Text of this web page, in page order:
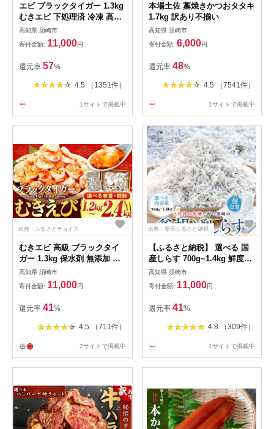
エビ ブラックタイガー 1.3kg
むきエビ 下処理済 冷凍 高級
海老 背ワタなし 人気 殻 むき
時短 特大 大型 大容量 無保水
送料無料
高知県 須崎市
寄付金額: 11,000円
還元率 57%
4.5 （1351件）
1サイトで掲載中
本場土佐 藁焼きかつおタタキ
1.7kg 訳あり不揃い
高知県 須崎市
寄付金額: 6,000円
還元率 48%
4.5 （7541件）
1サイトで掲載中
出典：ふるさとチョイス
むきエビ 高級 ブラックタイ
ガー 1.3kg 保水剤 無添加 背
ワタなし 冷凍 下処理済 エビ
海老 人気 殻 むき 時短 便利
簡単調理 特大 大型 大容量 無
保水 えび むきえび ムキエビ
高知県 須崎市
寄付金額: 11,000円
還元率 41%
4.5 （711件）
2サイトで掲載中
出典：楽天ふるさと納税
【ふるさと納税】 選べる 国
産しらす 700g~1.4kg 鮮度抜
群 海の玄米 子供用 釜揚げシ
ラス 小分け 個包装 大容量 し
らす干し しらす ちりめん 惣
菜 ご飯のお供 米 晩ごはん 弁
当 便利 ふるさと納税しらす
魚 海鮮 魚介類 魚貝 冷凍 美
ンキング
高知県 須崎市
寄付金額: 11,000円
還元率 41%
4.8 （309件）
1サイトで掲載中